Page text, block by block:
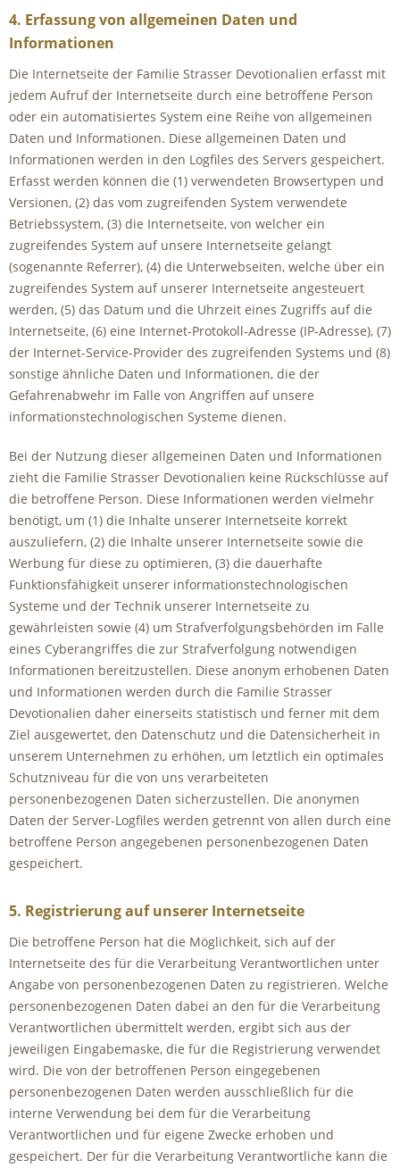
4. Erfassung von allgemeinen Daten und
Informationen
Die Internetseite der Familie Strasser Devotionalien erfasst mit
jedem Aufruf der Internetseite durch eine betroffene Person
oder ein automatisiertes System eine Reihe von allgemeinen
Daten und Informationen. Diese allgemeinen Daten und
Informationen werden in den Logfiles des Servers gespeichert.
Erfasst werden können die (1) verwendeten Browsertypen und
Versionen, (2) das vom zugreifenden System verwendete
Betriebssystem, (3) die Internetseite, von welcher ein
zugreifendes System auf unsere Internetseite gelangt
(sogenannte Referrer), (4) die Unterwebseiten, welche über ein
zugreifendes System auf unserer Internetseite angesteuert
werden, (5) das Datum und die Uhrzeit eines Zugriffs auf die
Internetseite, (6) eine Internet-Protokoll-Adresse (IP-Adresse), (7)
der Internet-Service-Provider des zugreifenden Systems und (8)
sonstige ähnliche Daten und Informationen, die der
Gefahrenabwehr im Falle von Angriffen auf unsere
informationstechnologischen Systeme dienen.
Bei der Nutzung dieser allgemeinen Daten und Informationen
zieht die Familie Strasser Devotionalien keine Rückschlüsse auf
die betroffene Person. Diese Informationen werden vielmehr
benötigt, um (1) die Inhalte unserer Internetseite korrekt
auszuliefern, (2) die Inhalte unserer Internetseite sowie die
Werbung für diese zu optimieren, (3) die dauerhafte
Funktionsfähigkeit unserer informationstechnologischen
Systeme und der Technik unserer Internetseite zu
gewährleisten sowie (4) um Strafverfolgungsbehörden im Falle
eines Cyberangriffes die zur Strafverfolgung notwendigen
Informationen bereitzustellen. Diese anonym erhobenen Daten
und Informationen werden durch die Familie Strasser
Devotionalien daher einerseits statistisch und ferner mit dem
Ziel ausgewertet, den Datenschutz und die Datensicherheit in
unserem Unternehmen zu erhöhen, um letztlich ein optimales
Schutzniveau für die von uns verarbeiteten
personenbezogenen Daten sicherzustellen. Die anonymen
Daten der Server-Logfiles werden getrennt von allen durch eine
betroffene Person angegebenen personenbezogenen Daten
gespeichert.
5. Registrierung auf unserer Internetseite
Die betroffene Person hat die Möglichkeit, sich auf der
Internetseite des für die Verarbeitung Verantwortlichen unter
Angabe von personenbezogenen Daten zu registrieren. Welche
personenbezogenen Daten dabei an den für die Verarbeitung
Verantwortlichen übermittelt werden, ergibt sich aus der
jeweiligen Eingabemaske, die für die Registrierung verwendet
wird. Die von der betroffenen Person eingegebenen
personenbezogenen Daten werden ausschließlich für die
interne Verwendung bei dem für die Verarbeitung
Verantwortlichen und für eigene Zwecke erhoben und
gespeichert. Der für die Verarbeitung Verantwortliche kann die